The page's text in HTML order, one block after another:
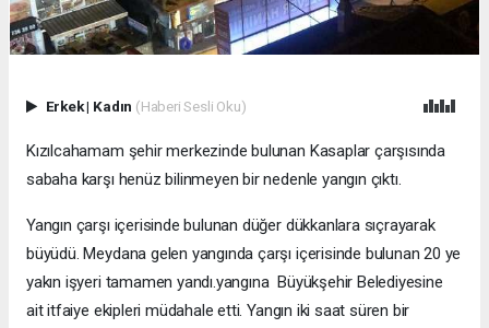
Erkek| Kadın (Haberi Sesli Oku)
Kızılcahamam şehir merkezinde bulunan Kasaplar çarşısında
sabaha karşı henüz bilinmeyen bir nedenle yangın çıktı.
Yangın çarşı içerisinde bulunan düğer dükkanlara sıçrayarak
büyüdü. Meydana gelen yangında çarşı içerisinde bulunan 20 ye
yakın işyeri tamamen yandı.yangına Büyükşehir Belediyesine
ait itfaiye ekipleri müdahale etti. Yangın iki saat süren bir